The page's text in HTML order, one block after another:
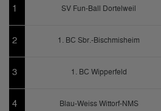
1 SV Fun-Ball Dortelweil
2 1. BC Sbr.-Bischmisheim
3 1. BC Wipperfeld
4 Blau-Weiss Wittorf-NMS